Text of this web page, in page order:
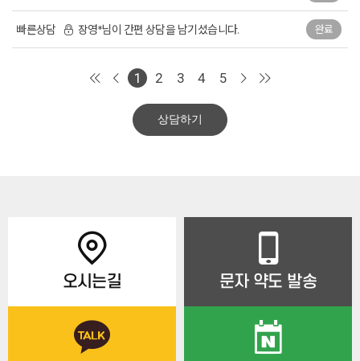
빠른상담 장영*님이 간편 상담을 남기셨습니다. 완료
1 2 3 4 5
상담하기
오시는길 문자 약도 발송